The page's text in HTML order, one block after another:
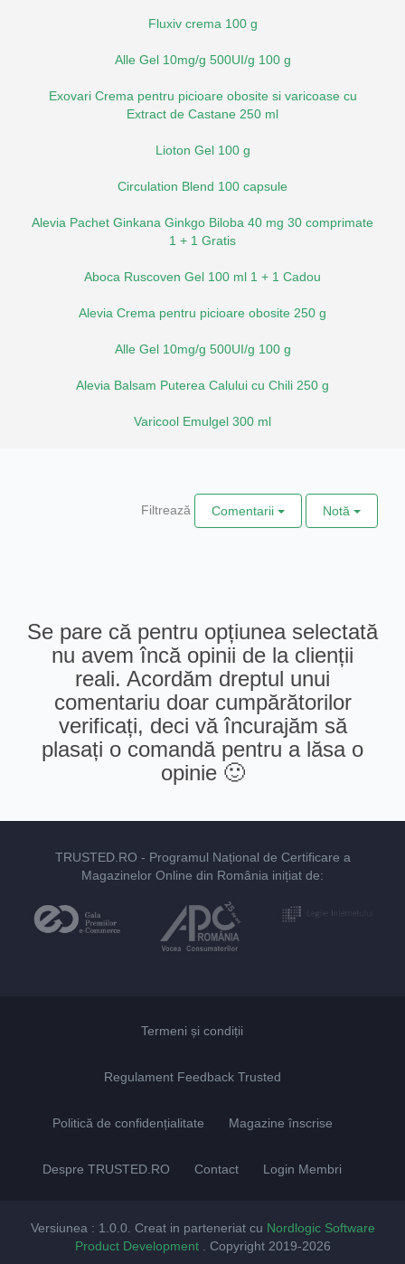
Fluxiv crema 100 g
Alle Gel 10mg/g 500UI/g 100 g
Exovari Crema pentru picioare obosite si varicoase cu
Extract de Castane 250 ml
Lioton Gel 100 g
Circulation Blend 100 capsule
Alevia Pachet Ginkana Ginkgo Biloba 40 mg 30 comprimate
1 + 1 Gratis
Aboca Ruscoven Gel 100 ml 1 + 1 Cadou
Alevia Crema pentru picioare obosite 250 g
Alle Gel 10mg/g 500UI/g 100 g
Alevia Balsam Puterea Calului cu Chili 250 g
Varicool Emulgel 300 ml
Filtrează Comentarii Notă
Se pare că pentru opțiunea selectată
nu avem încă opinii de la clienții
reali. Acordăm dreptul unui
comentariu doar cumpărătorilor
verificați, deci vă încurajăm să
plasați o comandă pentru a lăsa o
opinie 🙂
TRUSTED.RO - Programul Național de Certificare a
Magazinelor Online din România inițiat de:
Termeni și condiții
Regulament Feedback Trusted
Politică de confidențialitate Magazine înscrise
Despre TRUSTED.RO Contact Login Membri
Versiunea : 1.0.0. Creat in parteneriat cu Nordlogic Software
Product Development . Copyright 2019-2026